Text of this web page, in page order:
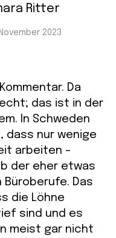
November 2023
Da
das ist in der
In Schweden
dass nur wenige
arbeiten –
der eher etwas
Das
die Löhne
sind und es
meist gar nicht